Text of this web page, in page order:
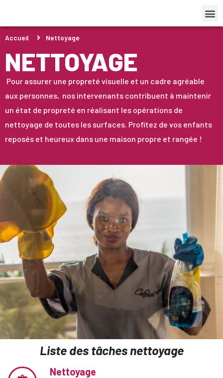
Accueil Nettoyage
NETTOYAGE
Pour assurer une propreté visuelle et un cadre agréable
aux personnes, nos intervenants contribuent à maintenir
un état de propreté en réalisant les opérations de
nettoyage de toutes les surfaces. Profitez de vos enfants
reposés et heureux dans une maison propre et rangée !
Liste des tâches nettoyage
Nettoyage